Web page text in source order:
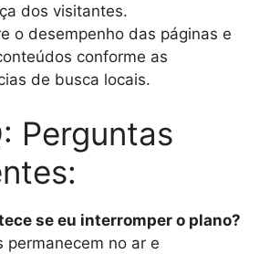
dos visitantes.
o desempenho das páginas e
conforme as
de busca locais.
Perguntas
se eu interromper o plano?
permanecem no ar e